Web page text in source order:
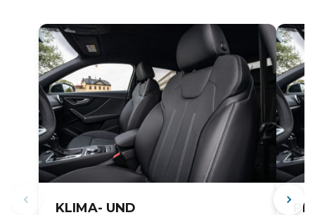
KLIMA- UND